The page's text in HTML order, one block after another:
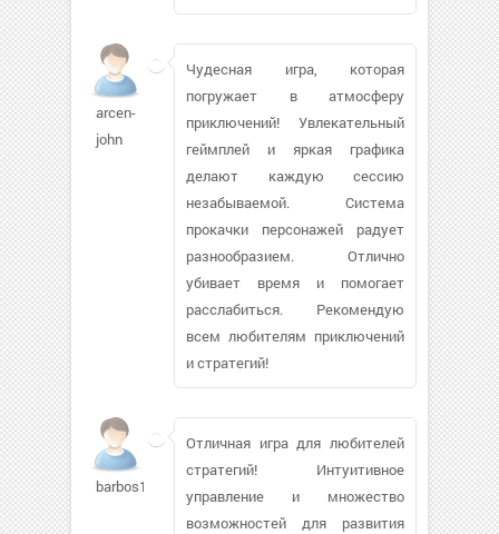
arcen-
john
Чудесная игра, которая
погружает в атмосферу
приключений! Увлекательный
геймплей и яркая графика
делают каждую сессию
незабываемой. Система
прокачки персонажей радует
разнообразием. Отлично
убивает время и помогает
расслабиться. Рекомендую
всем любителям приключений
и стратегий!
barbos1978836
Отличная игра для любителей
стратегий! Интуитивное
управление и множество
возможностей для развития